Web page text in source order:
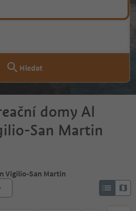
Hledat
domy Al
San Martin
Vigilio-San Martin